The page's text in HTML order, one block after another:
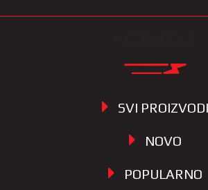
SVI PROIZVODI
NOVO
POPULARNO